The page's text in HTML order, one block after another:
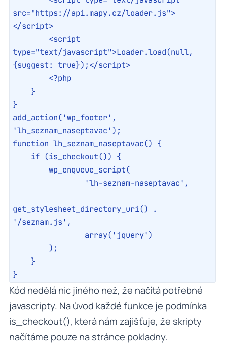
src="https://api.mapy.cz/loader.js">
</script>
type="text/javascript">Loader.load(null,
{suggest: true});</script>
}
add_action('wp_footer',
'lh_seznam_naseptavac');
function lh_seznam_naseptavac() {
        wp_enqueue_script(
get_stylesheet_directory_uri() .
'/seznam.js',
}
Kód nedělá nic jiného než, že načítá potřebné
javascripty. Na úvod každé funkce je podmínka
is_checkout(), která nám zajišťuje, že skripty
načítáme pouze na stránce pokladny.